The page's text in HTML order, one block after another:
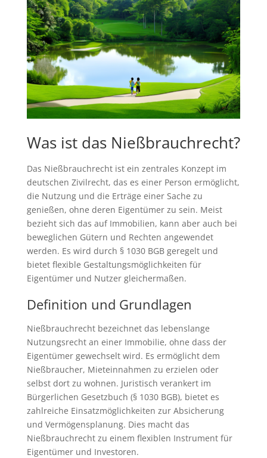
Was ist das Nießbrauchrecht?
Das Nießbrauchrecht ist ein zentrales Konzept im
deutschen Zivilrecht, das es einer Person ermöglicht,
die Nutzung und die Erträge einer Sache zu
genießen, ohne deren Eigentümer zu sein. Meist
bezieht sich das auf Immobilien, kann aber auch bei
beweglichen Gütern und Rechten angewendet
werden. Es wird durch § 1030 BGB geregelt und
bietet flexible Gestaltungsmöglichkeiten für
Eigentümer und Nutzer gleichermaßen.
Definition und Grundlagen
Nießbrauchrecht bezeichnet das lebenslange
Nutzungsrecht an einer Immobilie, ohne dass der
Eigentümer gewechselt wird. Es ermöglicht dem
Nießbraucher, Mieteinnahmen zu erzielen oder
selbst dort zu wohnen. Juristisch verankert im
Bürgerlichen Gesetzbuch (§ 1030 BGB), bietet es
zahlreiche Einsatzmöglichkeiten zur Absicherung
und Vermögensplanung. Dies macht das
Nießbrauchrecht zu einem flexiblen Instrument für
Eigentümer und Investoren.